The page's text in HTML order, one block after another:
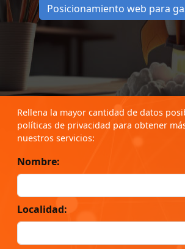
Posicionamiento web para
Rellena la mayor cantidad de datos
políticas de privacidad para obtener
nuestros servicios:
Nombre:
Localidad: